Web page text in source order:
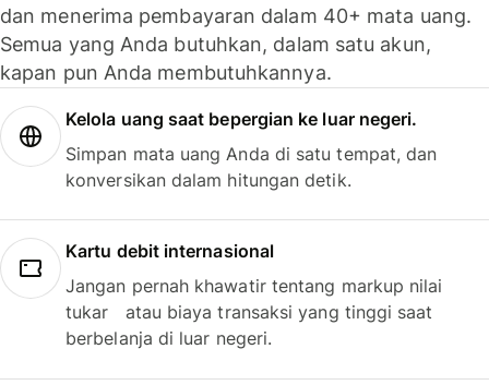
dan menerima pembayaran dalam 40+ mata uang.
Semua yang Anda butuhkan, dalam satu akun,
kapan pun Anda membutuhkannya.
Kelola uang saat bepergian ke luar negeri.
Simpan mata uang Anda di satu tempat, dan
konversikan dalam hitungan detik.
Kartu debit internasional
Jangan pernah khawatir tentang markup nilai
tukar atau biaya transaksi yang tinggi saat
berbelanja di luar negeri.